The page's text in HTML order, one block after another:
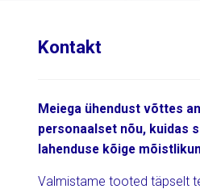
Kontakt
Meiega ühendust võttes
personaalset nõu, kuidas
lahenduse kõige
Valmistame tooted täpselt